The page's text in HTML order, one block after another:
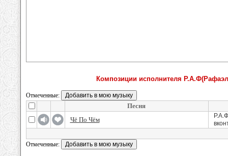
Композиции исполнителя
Отмеченные:
Песня
Чё По Чём
Отмеченные: